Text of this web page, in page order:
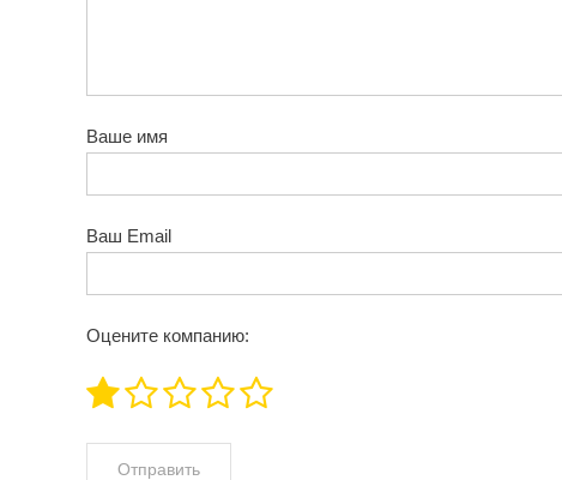
Ваше имя
Ваш Email
Оцените компанию: